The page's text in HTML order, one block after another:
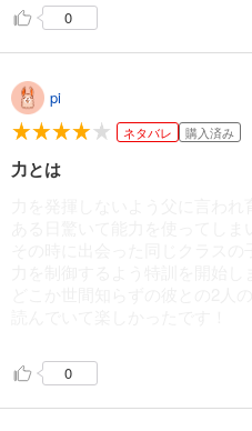
0
pi
ネタバレ 購入済み
力とは
0